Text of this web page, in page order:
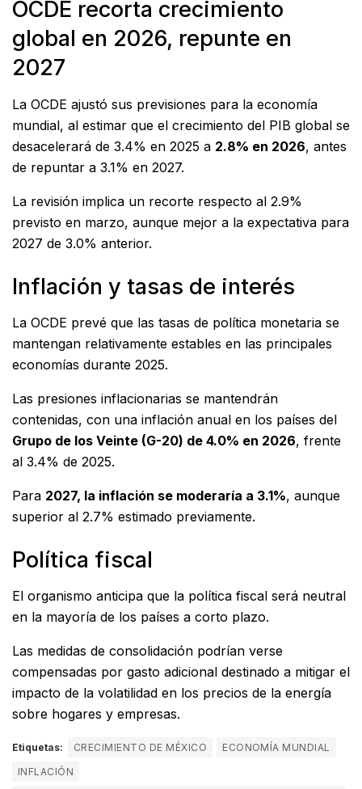
OCDE recorta crecimiento
global en 2026, repunte en
2027
La OCDE ajustó sus previsiones para la economía
mundial, al estimar que el crecimiento del PIB global se
desacelerará de 3.4% en 2025 a 2.8% en 2026, antes
de repuntar a 3.1% en 2027.
La revisión implica un recorte respecto al 2.9%
previsto en marzo, aunque mejor a la expectativa para
2027 de 3.0% anterior.
Inflación y tasas de interés
La OCDE prevé que las tasas de política monetaria se
mantengan relativamente estables en las principales
economías durante 2025.
Las presiones inflacionarias se mantendrán
contenidas, con una inflación anual en los países del
Grupo de los Veinte (G-20) de 4.0% en 2026, frente
al 3.4% de 2025.
Para 2027, la inflación se moderaría a 3.1%, aunque
superior al 2.7% estimado previamente.
Política fiscal
El organismo anticipa que la política fiscal será neutral
en la mayoría de los países a corto plazo.
Las medidas de consolidación podrían verse
compensadas por gasto adicional destinado a mitigar el
impacto de la volatilidad en los precios de la energía
sobre hogares y empresas.
Etiquetas: CRECIMIENTO DE MÉXICO
ECONOMÍA MUNDIAL
INFLACIÓN